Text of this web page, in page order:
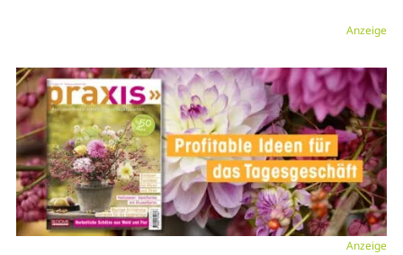
Anzeige
Anzeige